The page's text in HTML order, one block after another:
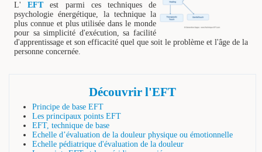
L'EFTest parmi ces techniques de
psychologie énergétique, la technique la
plus connue et plus utilisée dans le monde
pour sa simplicité d'exécution, sa facilité
d'apprentissage et son efficacité quel que soit le problème et l'âge de la
personne concernée.
Découvrir l'EFT
Principe de base EFT
Les principaux points EFT
EFT, technique de base
Echelle d’évaluation de la douleur physique ou émotionnelle
Echelle pédiatrique d'évaluation de la douleur